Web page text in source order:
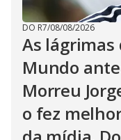
DO R7/08/08/2026
As lágrimas
Mundo
Morreu
o fez